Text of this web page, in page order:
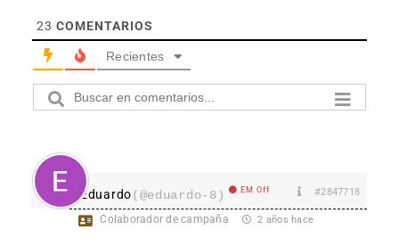
23 COMENTARIOS
Recientes
Eduardo(@eduardo-8) EM Off #2847718
Colaborador de campaña 2 años hace